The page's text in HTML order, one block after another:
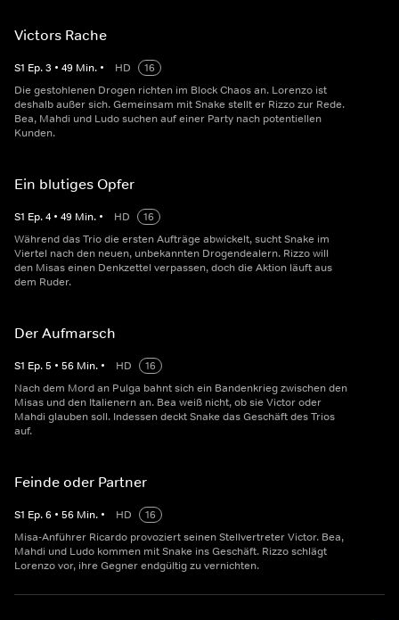
Victors Rache
S1 Ep.3 • 49 Min. • HD
16
Die gestohlenen Drogen richten im Block Chaos an. Lorenzo ist
deshalb außer sich. Gemeinsam mit Snake stellt er Rizzo zur Rede.
Bea, Mahdi und Ludo suchen auf einer Party nach potentiellen
Kunden.
Ein blutiges Opfer
S1 Ep.4 • 49 Min. • HD
16
Während das Trio die ersten Aufträge abwickelt, sucht Snake im
Viertel nach den neuen, unbekannten Drogendealern. Rizzo will
den Misas einen Denkzettel verpassen, doch die Aktion läuft aus
dem Ruder.
Der Aufmarsch
S1 Ep.5 • 56 Min. • HD
16
Nach dem Mord an Pulga bahnt sich ein Bandenkrieg zwischen den
Misas und den Italienern an. Bea weiß nicht, ob sie Victor oder
Mahdi glauben soll. Indessen deckt Snake das Geschäft des Trios
auf.
Feinde oder Partner
S1 Ep.6 • 56 Min. • HD
16
Misa-Anführer Ricardo provoziert seinen Stellvertreter Victor. Bea,
Mahdi und Ludo kommen mit Snake ins Geschäft. Rizzo schlägt
Lorenzo vor, ihre Gegner endgültig zu vernichten.